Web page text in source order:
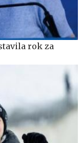
rok za